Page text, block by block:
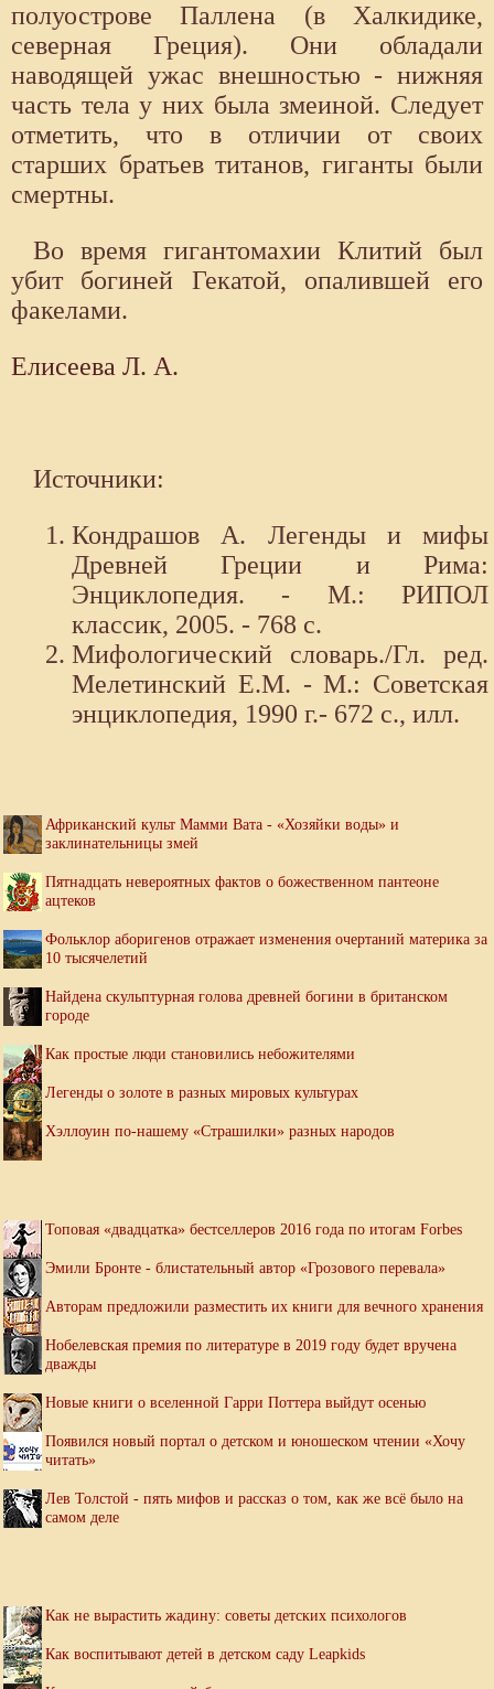
полуострове Паллена (в Халкидике,
северная Греция). Они обладали
наводящей ужас внешностью - нижняя
часть тела у них была змеиной. Следует
отметить, что в отличии от своих
старших братьев титанов, гиганты были
смертны.
Во время гигантомахии Клитий был
убит богиней Гекатой, опалившей его
факелами.
Елисеева Л. А.
Источники:
Кондрашов А. Легенды и мифы
Древней Греции и Рима:
Энциклопедия. - М.: РИПОЛ
классик, 2005. - 768 с.
Мифологический словарь./Гл. ред.
Мелетинский Е.М. - М.: Советская
энциклопедия, 1990 г.- 672 с., илл.
Африканский культ Мамми Вата - «Хозяйки воды» и
заклинательницы змей
Пятнадцать невероятных фактов о божественном пантеоне
ацтеков
Фольклор аборигенов отражает изменения очертаний материка за
10 тысячелетий
Найдена скульптурная голова древней богини в британском
городе
Как простые люди становились небожителями
Легенды о золоте в разных мировых культурах
Хэллоуин по-нашему «Страшилки» разных народов
Топовая «двадцатка» бестселлеров 2016 года по итогам Forbes
Эмили Бронте - блистательный автор «Грозового перевала»
Авторам предложили разместить их книги для вечного хранения
Нобелевская премия по литературе в 2019 году будет вручена
дважды
Новые книги о вселенной Гарри Поттера выйдут осенью
Появился новый портал о детском и юношеском чтении «Хочу
читать»
Лев Толстой - пять мифов и рассказ о том, как же всё было на
самом деле
Как не вырастить жадину: советы детских психологов
Как воспитывают детей в детском саду Leapkids